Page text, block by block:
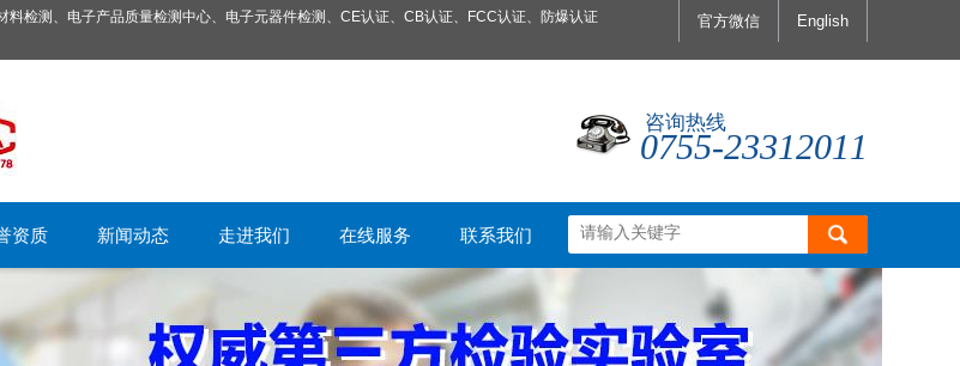
官方微信 English
检测、电子产品质量检测中心、电子元器件检测、CE认证、CB认证、FCC认证、防爆认证
咨询热线
0755-23312011
资质 新闻动态 走进我们 在线服务 联系我们